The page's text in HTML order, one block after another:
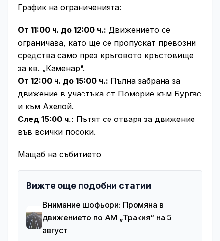
График на ограниченията:
От 11:00 ч. до 12:00 ч.: Движението се
ограничава, като ще се пропускат превозни
средства само през кръговото кръстовище
за кв. „Каменар“.
От 12:00 ч. до 15:00 ч.: Пълна забрана за
движение в участъка от Поморие към Бургас
и към Ахелой.
След 15:00 ч.: Пътят се отваря за движение
във всички посоки.
Мащаб на събитието
Вижте още подобни статии
Внимание шофьори: Промяна в
движението по АМ „Тракия“ на 5
август